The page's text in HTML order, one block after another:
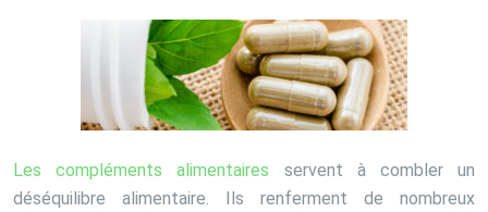
Les compléments alimentaires servent à combler un
déséquilibre alimentaire. Ils renferment de nombreux